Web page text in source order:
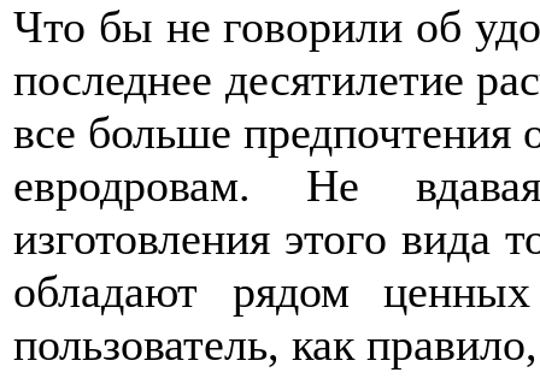
Что бы не говорили об
последнее десятилетие
все больше предпочтения
евродровам. Не
изготовления этого вида
обладают рядом
пользователь, как